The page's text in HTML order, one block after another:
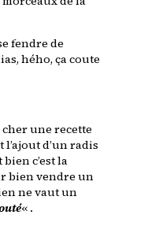
fendre de
hého, ça coute
une recette
d’un radis
c’est la
bien vendre un
ne vaut un
« .